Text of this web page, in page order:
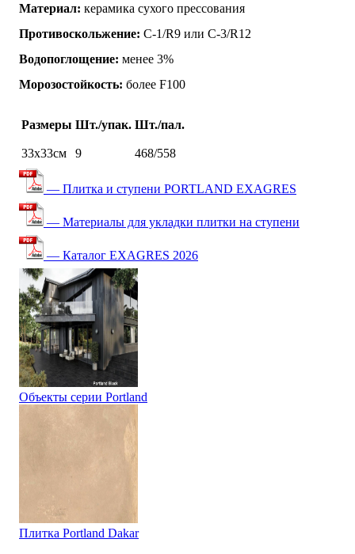
Материал: керамика сухого прессования
Противоскольжение: C-1/R9 или C-3/R12
Водопоглощение: менее 3%
Морозостойкость: более F100
Размеры Шт./упак. Шт./пал.
33х33см 9 468/558
— Плитка и ступени PORTLAND EXAGRES
— Материалы для укладки плитки на ступени
— Каталог EXAGRES 2026
Объекты серии Portland
Плитка Portland Dakar